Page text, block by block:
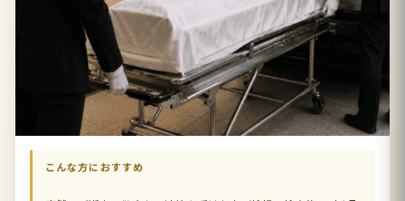
こんな方におすすめ